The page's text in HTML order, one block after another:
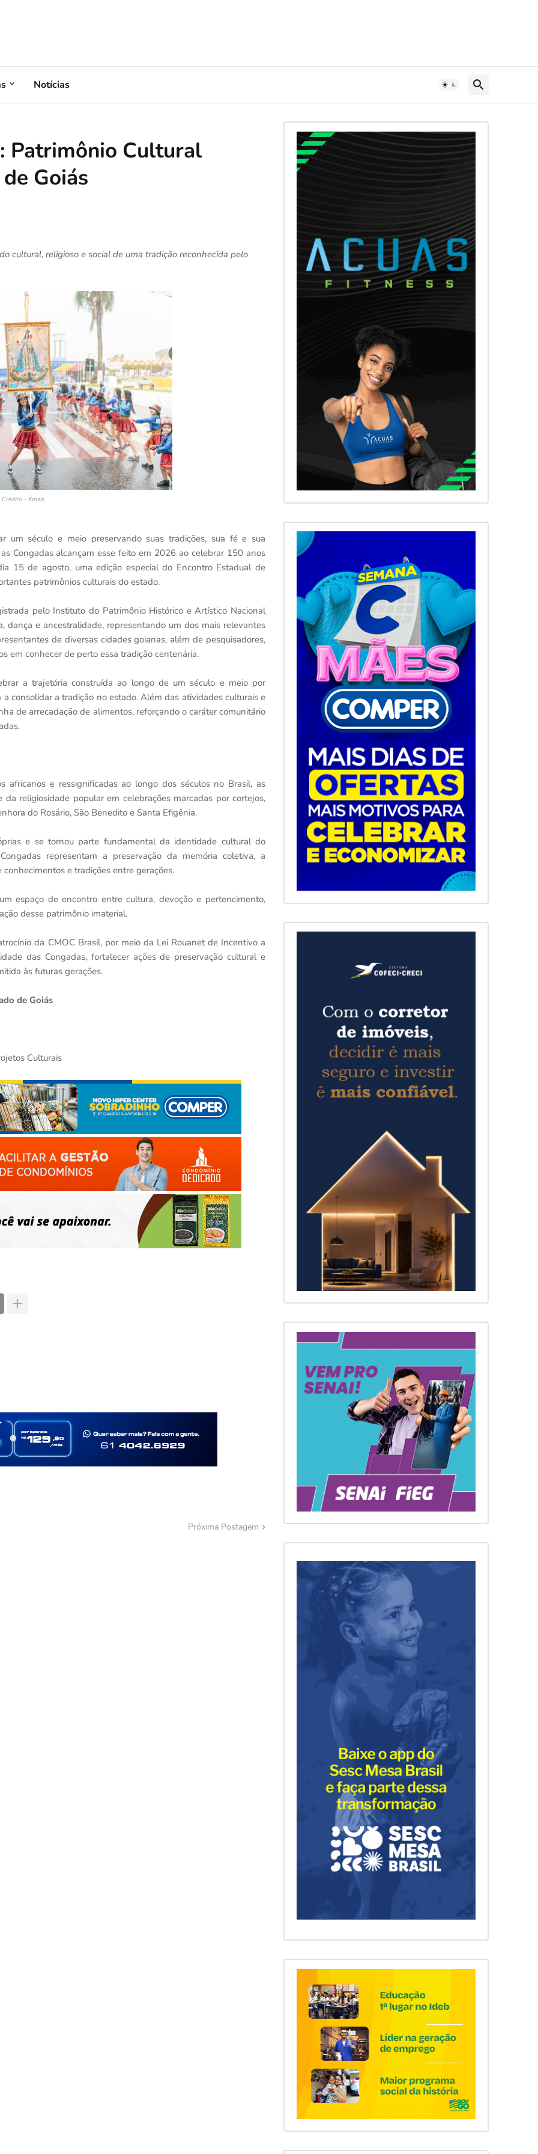
Notícias
Patrimônio Cultural
Goiás
cultural, religioso e social de uma tradição reconhecida pelo
Crédito - Kmais
um século e meio preservando suas tradições, sua fé e sua
Congadas alcançam esse feito em 2026 ao celebrar 150 anos
15 de agosto, uma edição especial do Encontro Estadual de
patrimônios culturais do estado.
pelo Instituto do Patrimônio Histórico e Artístico Nacional
dança e ancestralidade, representando um dos mais relevantes
de diversas cidades goianas, além de pesquisadores,
em conhecer de perto essa tradição centenária.
a trajetória construída ao longo de um século e meio por
consolidar a tradição no estado. Além das atividades culturais e
de arrecadação de alimentos, reforçando o caráter comunitário
africanos e ressignificadas ao longo dos séculos no Brasil, as
religiosidade popular em celebrações marcadas por cortejos,
do Rosário, São Benedito e Santa Efigênia.
e se tornou parte fundamental da identidade cultural do
representam a preservação da memória coletiva, a
e tradições entre gerações.
espaço de encontro entre cultura, devoção e pertencimento,
desse patrimônio imaterial.
da CMOC Brasil, por meio da Lei Rouanet de Incentivo a
das Congadas, fortalecer ações de preservação cultural e
às futuras gerações.
de Goiás
Culturais
Próxima Postagem